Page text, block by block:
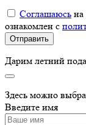
Соглашаюсь на
ознакомлен с
Дарим летний
Здесь можно
Введите имя